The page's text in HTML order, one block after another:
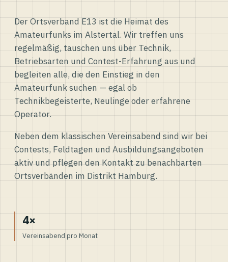
Der Ortsverband E13 ist die Heimat des
Amateurfunks im Alstertal. Wir treffen uns
regelmäßig, tauschen uns über Technik,
Betriebsarten und Contest-Erfahrung aus und
begleiten alle, die den Einstieg in den
Amateurfunk suchen — egal ob
Technikbegeisterte, Neulinge oder erfahrene
Operator.
Neben dem klassischen Vereinsabend sind wir bei
Contests, Feldtagen und Ausbildungsangeboten
aktiv und pflegen den Kontakt zu benachbarten
Ortsverbänden im Distrikt Hamburg.
4×
Vereinsabend pro Monat